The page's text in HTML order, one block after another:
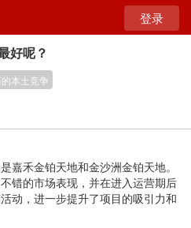
登录
好呢？
本土竞争
嘉禾金铂天地和金沙洲金铂天地。
错的市场表现，并在进入运营期后
动，进一步提升了项目的吸引力和